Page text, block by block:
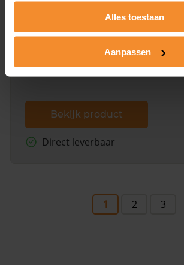
Alles toestaan
Aanpassen
Een uitgebreid overzicht van het
dit inclusief de luchtfoto!
Bekijk product
Direct leverbaar
1 2 3